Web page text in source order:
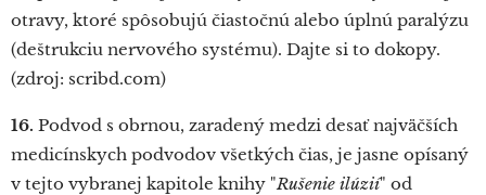
otravy, ktoré spôsobujú čiastočnú alebo úplnú paralýzu
(deštrukciu nervového systému). Dajte si to dokopy.
(zdroj: scribd.com)
16. Podvod s obrnou, zaradený medzi desať najväčších
medicínskych podvodov všetkých čias, je jasne opísaný
v tejto vybranej kapitole knihy "Rušenie ilúzií" od